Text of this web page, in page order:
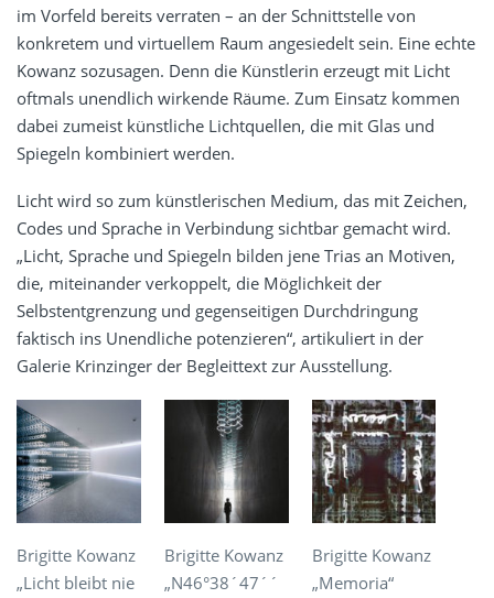
im Vorfeld bereits verraten – an der Schnittstelle von
konkretem und virtuellem Raum angesiedelt sein. Eine echte
Kowanz sozusagen. Denn die Künstlerin erzeugt mit Licht
oftmals unendlich wirkende Räume. Zum Einsatz kommen
dabei zumeist künstliche Lichtquellen, die mit Glas und
Spiegeln kombiniert werden.
Licht wird so zum künstlerischen Medium, das mit Zeichen,
Codes und Sprache in Verbindung sichtbar gemacht wird.
„Licht, Sprache und Spiegeln bilden jene Trias an Motiven,
die, miteinander verkoppelt, die Möglichkeit der
Selbstentgrenzung und gegenseitigen Durchdringung
faktisch ins Unendliche potenzieren“, artikuliert in der
Galerie Krinzinger der Begleittext zur Ausstellung.
Brigitte Kowanz
„Licht bleibt nie
Brigitte Kowanz
„N46°38´47´´
Brigitte Kowanz
„Memoria“